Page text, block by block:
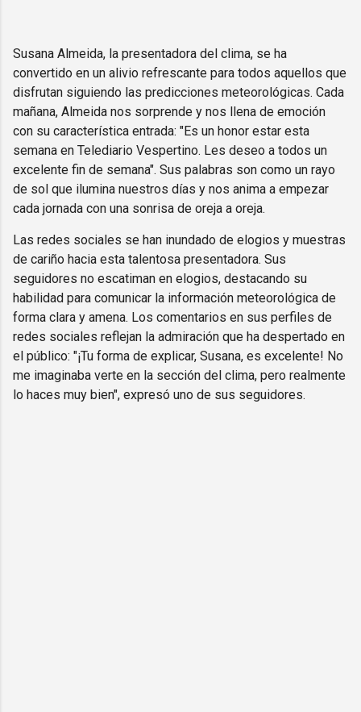
Susana Almeida, la presentadora del clima, se ha
convertido en un alivio refrescante para todos aquellos que
disfrutan siguiendo las predicciones meteorológicas. Cada
mañana, Almeida nos sorprende y nos llena de emoción
con su característica entrada: "Es un honor estar esta
semana en Telediario Vespertino. Les deseo a todos un
excelente fin de semana". Sus palabras son como un rayo
de sol que ilumina nuestros días y nos anima a empezar
cada jornada con una sonrisa de oreja a oreja.
Las redes sociales se han inundado de elogios y muestras
de cariño hacia esta talentosa presentadora. Sus
seguidores no escatiman en elogios, destacando su
habilidad para comunicar la información meteorológica de
forma clara y amena. Los comentarios en sus perfiles de
redes sociales reflejan la admiración que ha despertado en
el público: "¡Tu forma de explicar, Susana, es excelente! No
me imaginaba verte en la sección del clima, pero realmente
lo haces muy bien", expresó uno de sus seguidores.